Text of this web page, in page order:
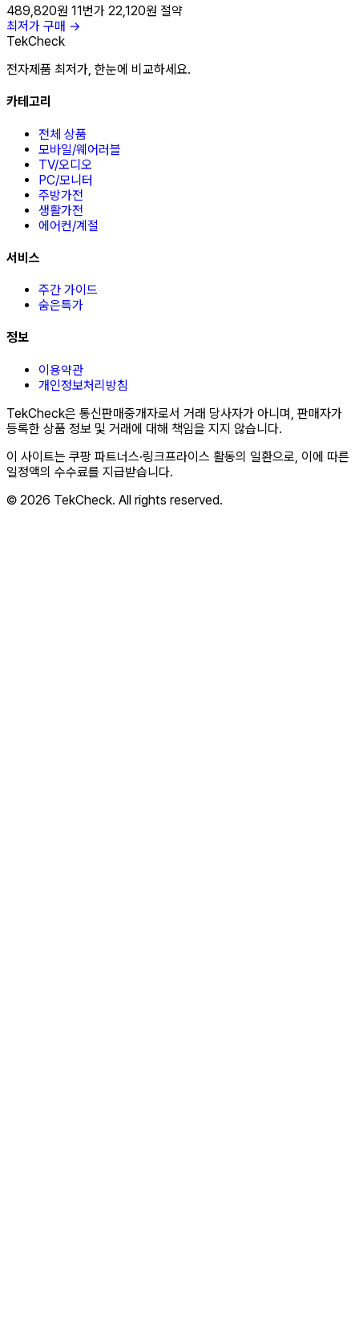
489,820원 11번가 22,120원 절약
최저가 구매 →
TekCheck
전자제품 최저가, 한눈에 비교하세요.
카테고리
전체 상품
모바일/웨어러블
TV/오디오
PC/모니터
주방가전
생활가전
에어컨/계절
서비스
주간 가이드
숨은특가
정보
이용약관
개인정보처리방침
TekCheck은 통신판매중개자로서 거래 당사자가 아니며, 판매자가
등록한 상품 정보 및 거래에 대해 책임을 지지 않습니다.
이 사이트는 쿠팡 파트너스·링크프라이스 활동의 일환으로, 이에 따른
일정액의 수수료를 지급받습니다.
© 2026 TekCheck. All rights reserved.